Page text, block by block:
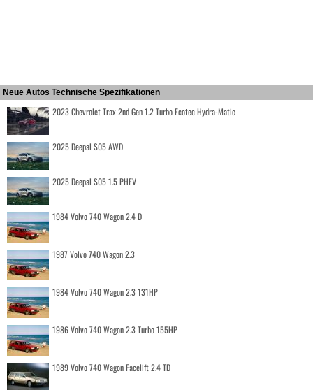
Neue Autos Technische Spezifikationen
2023 Chevrolet Trax 2nd Gen 1.2 Turbo Ecotec Hydra-Matic
2025 Deepal S05 AWD
2025 Deepal S05 1.5 PHEV
1984 Volvo 740 Wagon 2.4 D
1987 Volvo 740 Wagon 2.3
1984 Volvo 740 Wagon 2.3 131HP
1986 Volvo 740 Wagon 2.3 Turbo 155HP
1989 Volvo 740 Wagon Facelift 2.4 TD